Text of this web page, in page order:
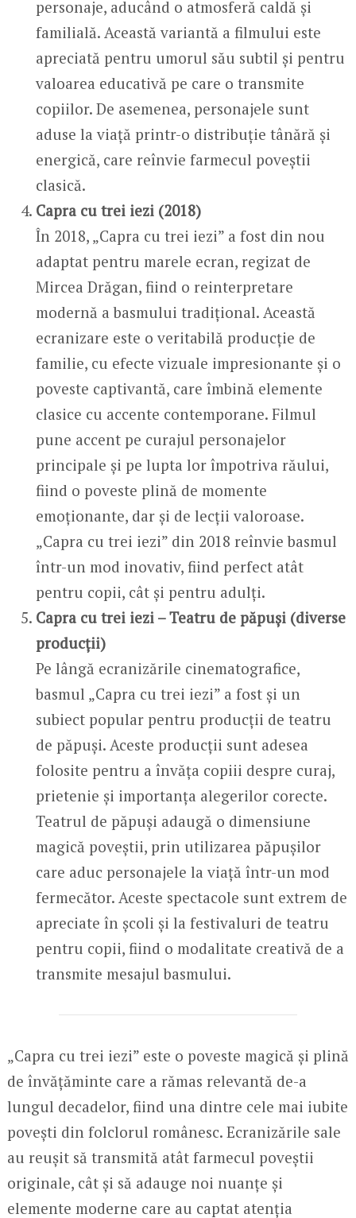
personaje, aducând o atmosferă caldă și
familială. Această variantă a filmului este
apreciată pentru umorul său subtil și pentru
valoarea educativă pe care o transmite
copiilor. De asemenea, personajele sunt
aduse la viață printr-o distribuție tânără și
energică, care reînvie farmecul poveștii
clasică.
Capra cu trei iezi (2018)
În 2018, „Capra cu trei iezi” a fost din nou
adaptat pentru marele ecran, regizat de
Mircea Drăgan, fiind o reinterpretare
modernă a basmului tradițional. Această
ecranizare este o veritabilă producție de
familie, cu efecte vizuale impresionante și o
poveste captivantă, care îmbină elemente
clasice cu accente contemporane. Filmul
pune accent pe curajul personajelor
principale și pe lupta lor împotriva răului,
fiind o poveste plină de momente
emoționante, dar și de lecții valoroase.
„Capra cu trei iezi” din 2018 reînvie basmul
într-un mod inovativ, fiind perfect atât
pentru copii, cât și pentru adulți.
Capra cu trei iezi – Teatru de păpuși (diverse
producții)
Pe lângă ecranizările cinematografice,
basmul „Capra cu trei iezi” a fost și un
subiect popular pentru producții de teatru
de păpuși. Aceste producții sunt adesea
folosite pentru a învăța copiii despre curaj,
prietenie și importanța alegerilor corecte.
Teatrul de păpuși adaugă o dimensiune
magică poveștii, prin utilizarea păpușilor
care aduc personajele la viață într-un mod
fermecător. Aceste spectacole sunt extrem de
apreciate în școli și la festivaluri de teatru
pentru copii, fiind o modalitate creativă de a
transmite mesajul basmului.
„Capra cu trei iezi” este o poveste magică și plină
de învățăminte care a rămas relevantă de-a
lungul decadelor, fiind una dintre cele mai iubite
povești din folclorul românesc. Ecranizările sale
au reușit să transmită atât farmecul poveștii
originale, cât și să adauge noi nuanțe și
elemente moderne care au captat atenția